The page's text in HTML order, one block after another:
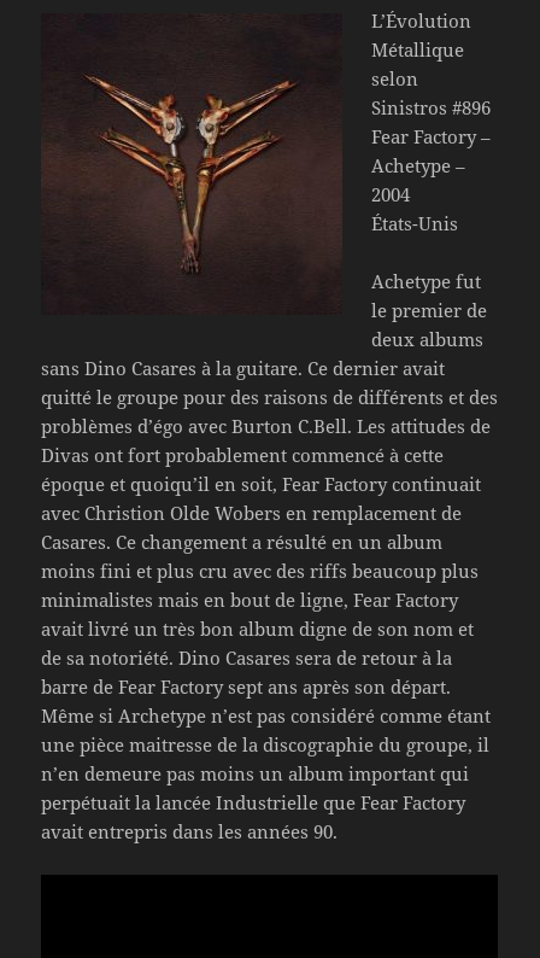
L’Évolution
Métallique
selon
Sinistros #896
Fear Factory –
Achetype –
2004
États-Unis
Achetype fut
le premier de
deux albums
sans Dino Casares à la guitare. Ce dernier avait
quitté le groupe pour des raisons de différents et des
problèmes d’égo avec Burton C.Bell. Les attitudes de
Divas ont fort probablement commencé à cette
époque et quoiqu’il en soit, Fear Factory continuait
avec Christion Olde Wobers en remplacement de
Casares. Ce changement a résulté en un album
moins fini et plus cru avec des riffs beaucoup plus
minimalistes mais en bout de ligne, Fear Factory
avait livré un très bon album digne de son nom et
de sa notoriété. Dino Casares sera de retour à la
barre de Fear Factory sept ans après son départ.
Même si Archetype n’est pas considéré comme étant
une pièce maitresse de la discographie du groupe, il
n’en demeure pas moins un album important qui
perpétuait la lancée Industrielle que Fear Factory
avait entrepris dans les années 90.